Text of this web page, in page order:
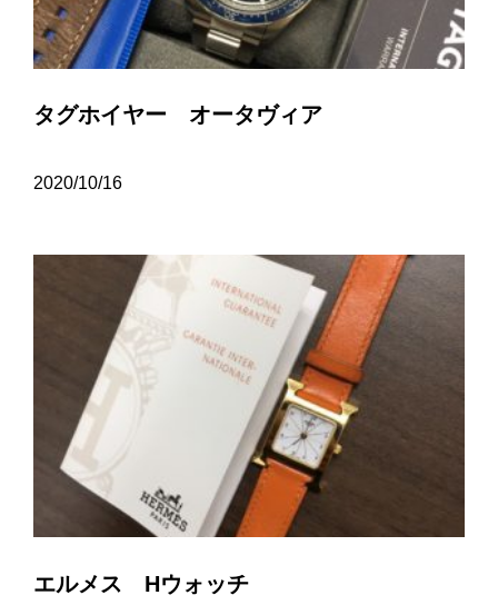
タグホイヤー オータヴィア
2020/10/16
エルメス Hウォッチ